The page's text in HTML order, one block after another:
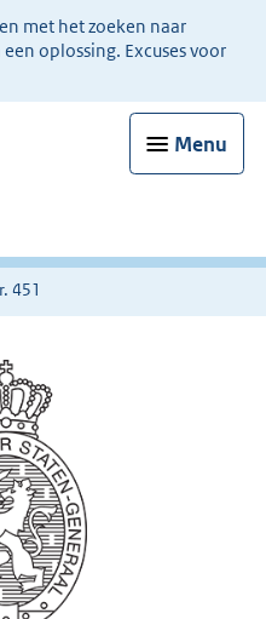
met het zoeken naar
oplossing. Excuses voor
Menu
451